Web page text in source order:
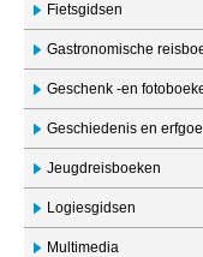
Fietsgidsen
Gastronomische
Geschenk -en
Geschiedenis en
Jeugdreisboeken
Logiesgidsen
Multimedia